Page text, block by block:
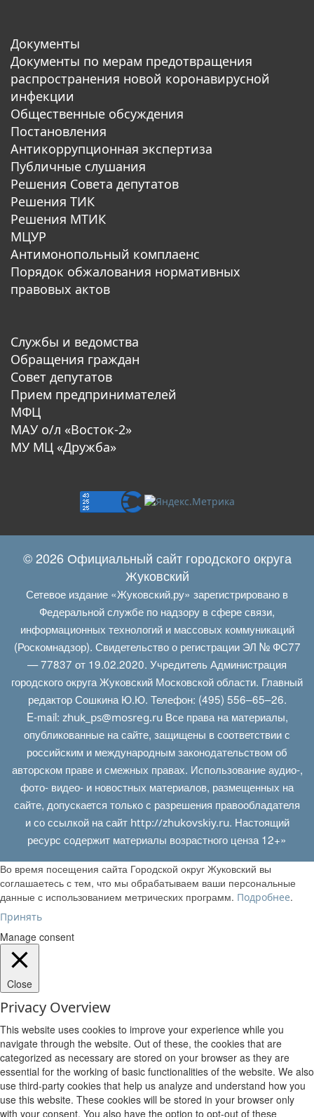
Документы
Документы по мерам предотвращения
распространения новой коронавирусной
инфекции
Общественные обсуждения
Постановления
Антикоррупционная экспертиза
Публичные слушания
Решения Совета депутатов
Решения ТИК
Решения МТИК
МЦУР
Антимонопольный комплаенс
Порядок обжалования нормативных
правовых актов
Службы и ведомства
Обращения граждан
Совет депутатов
Прием предпринимателей
МФЦ
МАУ о/л «Восток-2»
МУ МЦ «Дружба»
© 2026 Официальный сайт городского округа
Жуковский
Сетевое издание «Жуковский.ру» зарегистрировано в
Федеральной службе по надзору в сфере связи,
информационных технологий и массовых коммуникаций
(Роскомнадзор). Свидетельство о регистрации ЭЛ № ФС77
— 77837 от 19.02.2020. Учредитель Администрация
городского округа Жуковский Московской области. Главный
редактор Сошкина Ю.Ю. Телефон: (495) 556–65–26.
E‑mail: zhuk_ps@mosreg.ruВсе права на материалы,
опубликованные на сайте, защищены в соответствии с
российским и международным законодательством об
авторском праве и смежных правах. Использование аудио-,
фото- видео- и новостных материалов, размещенных на
сайте, допускается только с разрешения правообладателя
и со ссылкой на сайт http://zhukovskiy.ru. Настоящий
ресурс содержит материалы возрастного ценза 12+»
Во время посещения сайта Городской округ Жуковский вы
соглашаетесь с тем, что мы обрабатываем ваши персональные
данные с использованием метрических программ. Подробнее.
Принять
Manage consent
Close
Privacy Overview
This website uses cookies to improve your experience while you
navigate through the website. Out of these, the cookies that are
categorized as necessary are stored on your browser as they are
essential for the working of basic functionalities of the website. We also
use third-party cookies that help us analyze and understand how you
use this website. These cookies will be stored in your browser only
with your consent. You also have the option to opt-out of these